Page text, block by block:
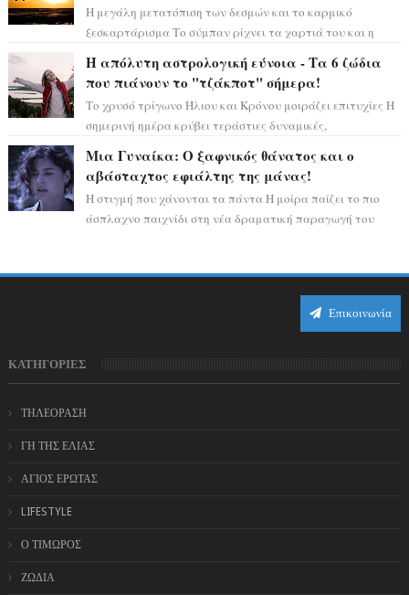
Η μεγάλη μετατόπιση των δεσμών και το καρμικό
ξεσκαρτάρισμα Το σύμπαν ρίχνει τα χαρτιά του και η
Η απόλυτη αστρολογική εύνοια - Τα 6 ζώδια
που πιάνουν το "τζάκποτ" σήμερα!
Το χρυσό τρίγωνο Ήλιου και Κρόνου μοιράζει επιτυχίες Η
σημερινή ημέρα κρύβει τεράστιες δυναμικές,
Μια Γυναίκα: Ο ξαφνικός θάνατος και ο
αβάσταχτος εφιάλτης της μάνας!
Η στιγμή που χάνονται τα πάντα Η μοίρα παίζει το πιο
άσπλαχνο παιχνίδι στη νέα δραματική παραγωγή του
Επικοινωνία
ΚΑΤΗΓΟΡΙΕΣ
ΤΗΛΕΟΡΑΣΗ
ΓΗ ΤΗΣ ΕΛΙΑΣ
ΑΓΙΟΣ ΕΡΩΤΑΣ
LIFESTYLE
Ο ΤΙΜΩΡΟΣ
ΖΩΔΙΑ